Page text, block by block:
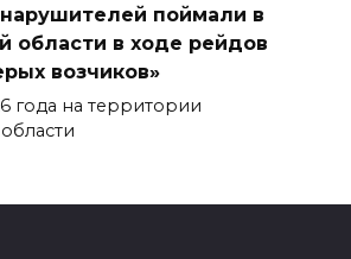
поймали в
области в ходе рейдов
возчиков»
года на территории